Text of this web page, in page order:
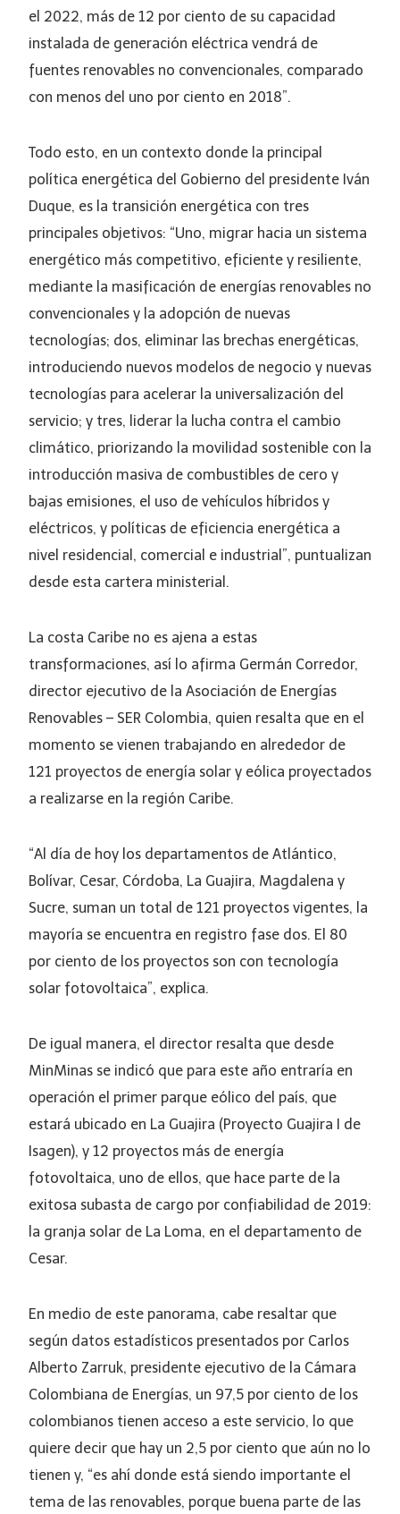
el 2022, más de 12 por ciento de su capacidad
instalada de generación eléctrica vendrá de
fuentes renovables no convencionales, comparado
con menos del uno por ciento en 2018”.
Todo esto, en un contexto donde la principal
política energética del Gobierno del presidente Iván
Duque, es la transición energética con tres
principales objetivos: “Uno, migrar hacia un sistema
energético más competitivo, eficiente y resiliente,
mediante la masificación de energías renovables no
convencionales y la adopción de nuevas
tecnologías; dos, eliminar las brechas energéticas,
introduciendo nuevos modelos de negocio y nuevas
tecnologías para acelerar la universalización del
servicio; y tres, liderar la lucha contra el cambio
climático, priorizando la movilidad sostenible con la
introducción masiva de combustibles de cero y
bajas emisiones, el uso de vehículos híbridos y
eléctricos, y políticas de eficiencia energética a
nivel residencial, comercial e industrial”, puntualizan
desde esta cartera ministerial.
La costa Caribe no es ajena a estas
transformaciones, así lo afirma Germán Corredor,
director ejecutivo de la Asociación de Energías
Renovables – SER Colombia, quien resalta que en el
momento se vienen trabajando en alrededor de
121 proyectos de energía solar y eólica proyectados
a realizarse en la región Caribe.
“Al día de hoy los departamentos de Atlántico,
Bolívar, Cesar, Córdoba, La Guajira, Magdalena y
Sucre, suman un total de 121 proyectos vigentes, la
mayoría se encuentra en registro fase dos. El 80
por ciento de los proyectos son con tecnología
solar fotovoltaica”, explica.
De igual manera, el director resalta que desde
MinMinas se indicó que para este año entraría en
operación el primer parque eólico del país, que
estará ubicado en La Guajira (Proyecto Guajira I de
Isagen), y 12 proyectos más de energía
fotovoltaica, uno de ellos, que hace parte de la
exitosa subasta de cargo por confiabilidad de 2019:
la granja solar de La Loma, en el departamento de
Cesar.
En medio de este panorama, cabe resaltar que
según datos estadísticos presentados por Carlos
Alberto Zarruk, presidente ejecutivo de la Cámara
Colombiana de Energías, un 97,5 por ciento de los
colombianos tienen acceso a este servicio, lo que
quiere decir que hay un 2,5 por ciento que aún no lo
tienen y, “es ahí donde está siendo importante el
tema de las renovables, porque buena parte de las